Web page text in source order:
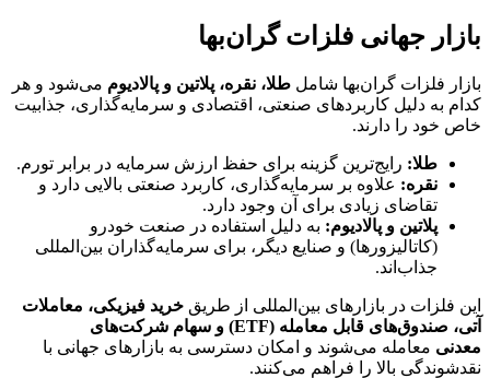
بازار جهانی فلزات گران‌بها
بازار فلزات گران‌بها شامل طلا، نقره، پلاتین و پالادیوم می‌شود و هر
کدام به دلیل کاربردهای صنعتی، اقتصادی و سرمایه‌گذاری، جذابیت
خاص خود را دارند.
طلا: رایج‌ترین گزینه برای حفظ ارزش سرمایه در برابر تورم.
نقره: علاوه بر سرمایه‌گذاری، کاربرد صنعتی بالایی دارد و
تقاضای زیادی برای آن وجود دارد.
پلاتین و پالادیوم: به دلیل استفاده در صنعت خودرو
(کاتالیزورها) و صنایع دیگر، برای سرمایه‌گذاران بین‌المللی
جذاب‌اند.
این فلزات در بازارهای بین‌المللی از طریق خرید فیزیکی، معاملات
آتی، صندوق‌های قابل معامله (ETF) و سهام شرکت‌های
معدنی معامله می‌شوند و امکان دسترسی به بازارهای جهانی با
نقدشوندگی بالا را فراهم می‌کنند.